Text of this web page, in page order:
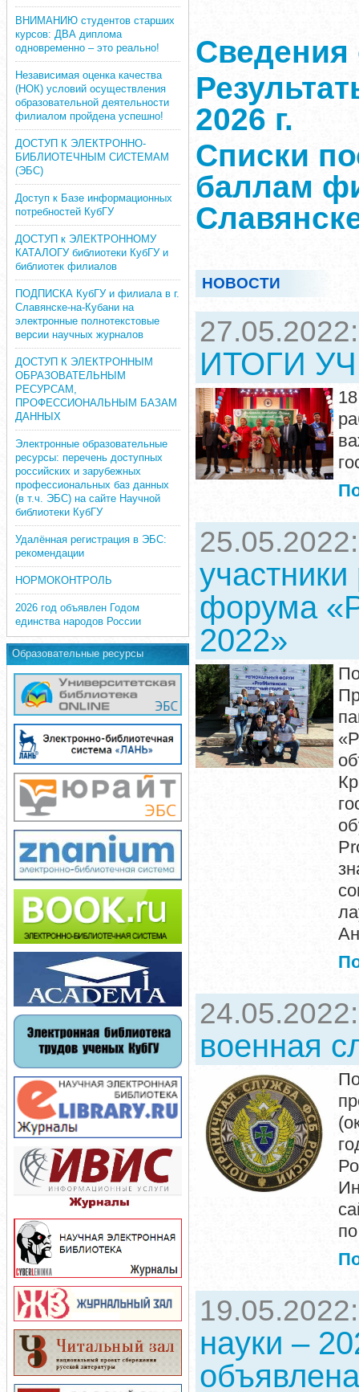
ВНИМАНИЮ студентов старших
курсов: ДВА диплома
одновременно – это реально!
Независимая оценка качества
(НОК) условий осуществления
образовательной деятельности
филиалом пройдена успешно!
ДОСТУП К ЭЛЕКТРОННО-
БИБЛИОТЕЧНЫМ СИСТЕМАМ
(ЭБС)
Доступ к Базе информационных
потребностей КубГУ
ДОСТУП к ЭЛЕКТРОННОМУ
КАТАЛОГУ библиотеки КубГУ и
библиотек филиалов
ПОДПИСКА КубГУ и филиала в г.
Славянске-на-Кубани на
электронные полнотекстовые
версии научных журналов
ДОСТУП К ЭЛЕКТРОННЫМ
ОБРАЗОВАТЕЛЬНЫМ
РЕСУРСАМ,
ПРОФЕССИОНАЛЬНЫМ БАЗАМ
ДАННЫХ
Электронные образовательные
ресурсы: перечень доступных
российских и зарубежных
профессиональных баз данных
(в т.ч. ЭБС) на сайте Научной
библиотеки КубГУ
Удалённая регистрация в ЭБС:
рекомендации
НОРМОКОНТРОЛЬ
2026 год объявлен Годом
единства народов России
Образовательные ресурсы
Сведения
2026 г.
Списки
баллам
НОВОСТИ
ИТОГИ
участники
форума
2022»
военная
науки –